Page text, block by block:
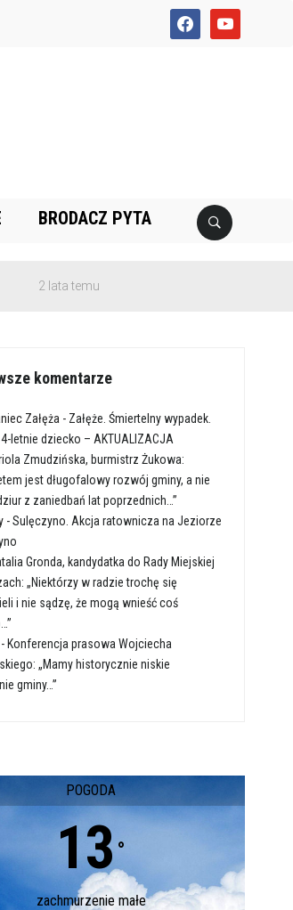
facebookyoutube
BRODACZ PYTA
temu
komentarze
Załęża - Załęże. Śmiertelny wypadek.
letnie dziecko – AKTUALIZACJA
Zmudzińska, burmistrz Żukowa:
jest długofalowy rozwój gminy, a nie
z zaniedbań lat poprzednich…”
-Sulęczyno. Akcja ratownicza na Jeziorze
Gronda, kandydatka do Rady Miejskiej
„Niektórzy w radzie trochę się
i nie sądzę, że mogą wnieść coś
- Konferencja prasowa Wojciecha
„Mamy historycznie niskie
gminy…”
POGODA
13 °
zachmurzenie małe